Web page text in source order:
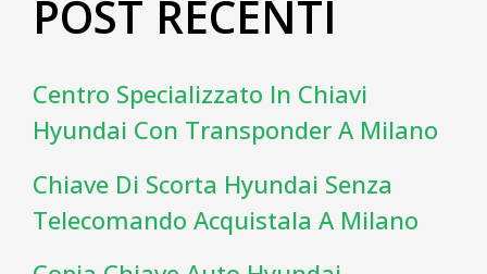
POST RECENTI
Centro Specializzato In Chiavi
Hyundai Con Transponder A Milano
Chiave Di Scorta Hyundai Senza
Telecomando Acquistala A Milano